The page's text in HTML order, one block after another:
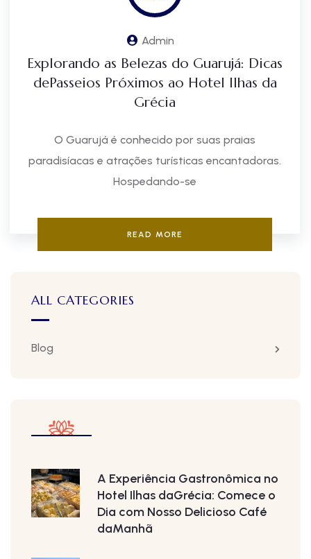
Admin
Explorando as Belezas do Guarujá: Dicas
dePasseios Próximos ao Hotel Ilhas da
Grécia
O Guarujá é conhecido por suas praias
paradisíacas e atrações turísticas encantadoras.
Hospedando-se
READ MORE
ALL CATEGORIES
Blog
A Experiência Gastronômica no
Hotel Ilhas daGrécia: Comece o
Dia com Nosso Delicioso Café
daManhã